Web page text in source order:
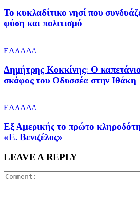
Το κυκλαδίτικο νησί που
φύση και πολιτισμό
ΕΛΛΑΔΑ
Δημήτρης Κοκκίνης: Ο
σκάφος του Οδυσσέα στην Ιθάκη
ΕΛΛΑΔΑ
Εξ Αμερικής το πρώτο
«Ε. Βενιζέλος»
LEAVE A REPLY